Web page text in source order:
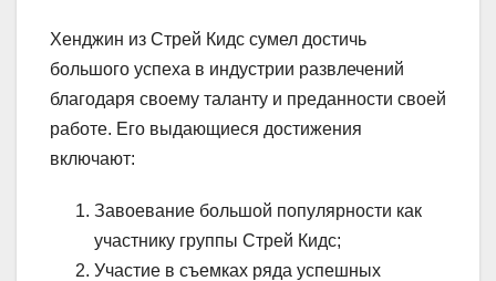
Хенджин из Стрей Кидс сумел достичь
большого успеха в индустрии развлечений
благодаря своему таланту и преданности своей
работе. Его выдающиеся достижения
включают:
Завоевание большой популярности как
участнику группы Стрей Кидс;
Участие в съемках ряда успешных